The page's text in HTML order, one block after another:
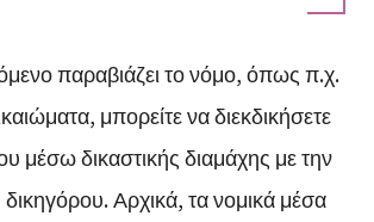
παραβιάζει το νόμο, όπως π.χ.
μπορείτε να διεκδικήσετε
μέσω δικαστικής διαμάχης με την
Αρχικά, τα νομικά μέσα